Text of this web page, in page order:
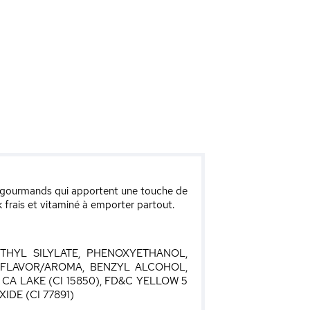
qui apportent une touche de
frais et vitaminé à emporter partout.
SILYLATE, PHENOXYETHANOL,
AROMA, BENZYL ALCOHOL,
LAKE (CI 15850), FD&C YELLOW 5
(CI 77891)